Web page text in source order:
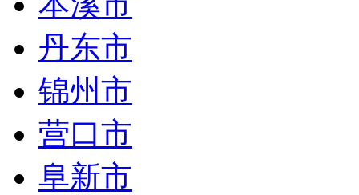
丹东市
锦州市
营口市
阜新市